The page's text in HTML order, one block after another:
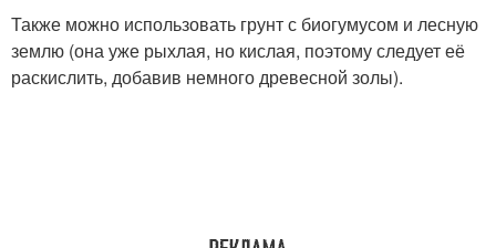
Также можно использовать грунт с биогумусом и лесную
землю (она уже рыхлая, но кислая, поэтому следует её
раскислить, добавив немного древесной золы).